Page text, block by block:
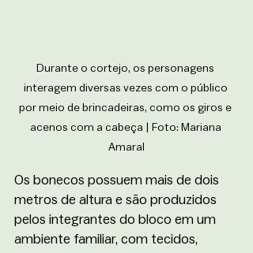
Durante o cortejo, os personagens
interagem diversas vezes com o público
por meio de brincadeiras, como os giros e
acenos com a cabeça | Foto: Mariana
Amaral
Os bonecos possuem mais de dois
metros de altura e são produzidos
pelos integrantes do bloco em um
ambiente familiar, com tecidos,